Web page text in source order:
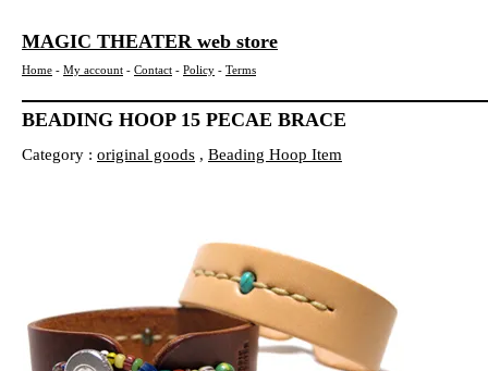
MAGIC THEATER web store
Home - My account - Contact - Policy - Terms
BEADING HOOP 15 PECAE BRACE
Category : original goods , Beading Hoop Item